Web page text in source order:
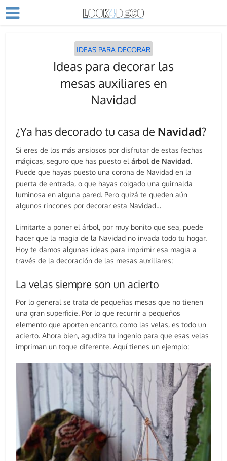
IDEAS PARA DECORAR
Ideas para decorar las
mesas auxiliares en
Navidad
¿Ya has decorado tu casa de Navidad?
Si eres de los más ansiosos por disfrutar de estas fechas
mágicas, seguro que has puesto el árbol de Navidad.
Puede que hayas puesto una corona de Navidad en la
puerta de entrada, o que hayas colgado una guirnalda
luminosa en alguna pared. Pero quizá te queden aún
algunos rincones por decorar esta Navidad…
Limitarte a poner el árbol, por muy bonito que sea, puede
hacer que la magia de la Navidad no invada todo tu hogar.
Hoy te damos algunas ideas para imprimir esa magia a
través de la decoración de las mesas auxiliares:
La velas siempre son un acierto
Por lo general se trata de pequeñas mesas que no tienen
una gran superficie. Por lo que recurrir a pequeños
elemento que aporten encanto, como las velas, es todo un
acierto. Ahora bien, agudiza tu ingenio para que esas velas
impriman un toque diferente. Aquí tienes un ejemplo: